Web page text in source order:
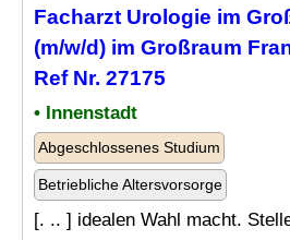
Facharzt Urologie im
(m/w/d) im Großraum
Ref Nr. 27175
• Innenstadt
Abgeschlossenes Studium
Betriebliche Altersvorsorge
[. .. ] idealen Wahl macht.